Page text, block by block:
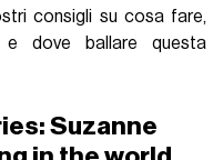
consigli su cosa fare,
e dove ballare questa
Suzanne